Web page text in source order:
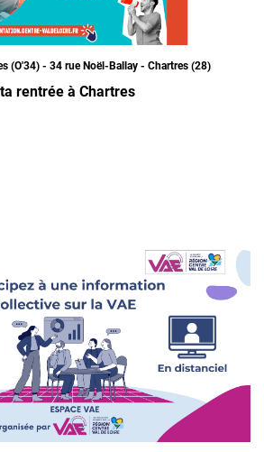
(O'34) - 34 rue Noël-Ballay - Chartres (28)
rentrée à Chartres